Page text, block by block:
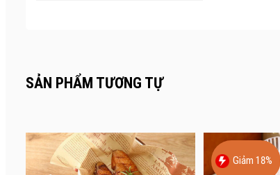
SẢN PHẨM TƯƠNG TỰ
Giảm 18%